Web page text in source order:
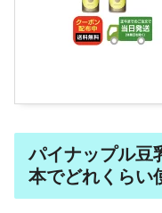
パイナップル豆
本でどれくらい